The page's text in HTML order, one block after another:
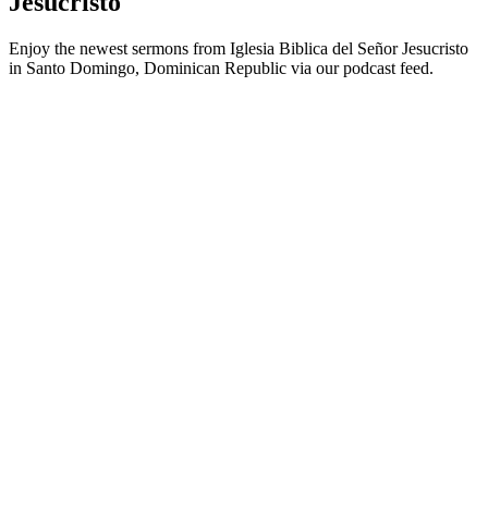
Enjoy the newest sermons from Iglesia Biblica del Señor Jesucristo
in Santo Domingo, Dominican Republic via our podcast feed.